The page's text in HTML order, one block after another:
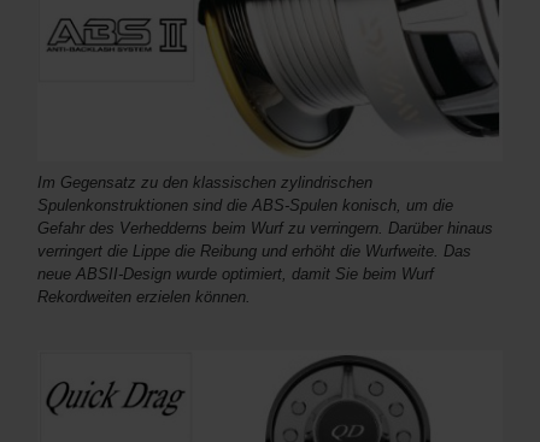
Im Gegensatz zu den klassischen zylindrischen
Spulenkonstruktionen sind die ABS-Spulen konisch, um die
Gefahr des Verhedderns beim Wurf zu verringern. Darüber hinaus
verringert die Lippe die Reibung und erhöht die Wurfweite. Das
neue ABSII-Design wurde optimiert, damit Sie beim Wurf
Rekordweiten erzielen können.